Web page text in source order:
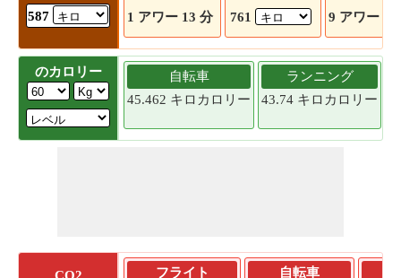
587
1 アワー 13 分 761 9 アワー 52
のカロリー
自転車
45.462 キロカロリー
ランニング
43.74 キロカロリー
CO2
フライト
自転車